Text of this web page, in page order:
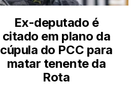
Ex-deputado é
citado em plano da
cúpula do PCC para
matar tenente da
Rota